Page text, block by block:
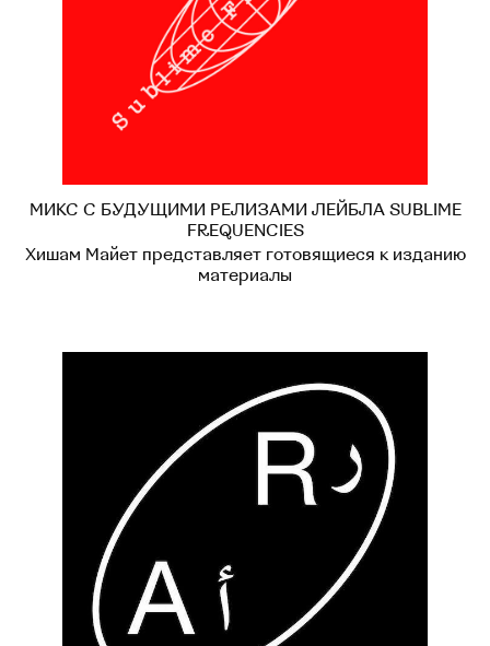
МИКС С БУДУЩИМИ РЕЛИЗАМИ ЛЕЙБЛА SUBLIME
FREQUENCIES
Хишам Майет представляет готовящиеся к изданию
материалы